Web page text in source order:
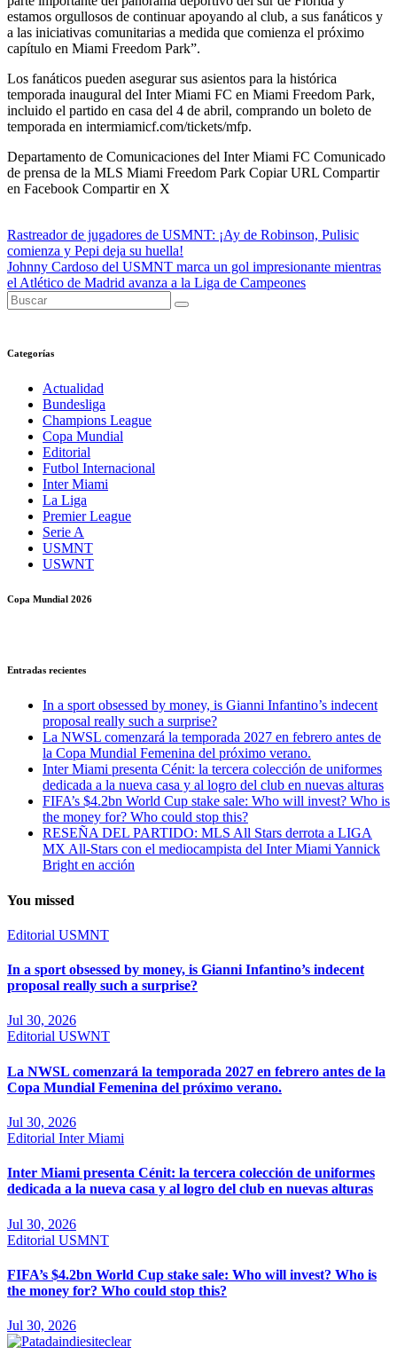
estamos orgullosos de continuar apoyando al club, a sus fanáticos y
a las iniciativas comunitarias a medida que comienza el próximo
capítulo en Miami Freedom Park”.
Los fanáticos pueden asegurar sus asientos para la histórica
temporada inaugural del Inter Miami FC en Miami Freedom Park,
incluido el partido en casa del 4 de abril, comprando un boleto de
temporada en intermiamicf.com/tickets/mfp.
Departamento de Comunicaciones del Inter Miami FC Comunicado
de prensa de la MLS Miami Freedom Park Copiar URL Compartir
en Facebook Compartir en X
Navegación
de
entradas
Rastreador de jugadores de USMNT: ¡Ay de Robinson, Pulisic
comienza y Pepi deja su huella!
Johnny Cardoso del USMNT marca un gol impresionante mientras
el Atlético de Madrid avanza a la Liga de Campeones
Categorías
Actualidad
Bundesliga
Champions League
Copa Mundial
Editorial
Futbol Internacional
Inter Miami
La Liga
Premier League
Serie A
USMNT
USWNT
Copa Mundial 2026
Entradas recientes
In a sport obsessed by money, is Gianni Infantino’s indecent
proposal really such a surprise?
La NWSL comenzará la temporada 2027 en febrero antes de
la Copa Mundial Femenina del próximo verano.
Inter Miami presenta Cénit: la tercera colección de uniformes
dedicada a la nueva casa y al logro del club en nuevas alturas
FIFA’s $4.2bn World Cup stake sale: Who will invest? Who is
the money for? Who could stop this?
RESEÑA DEL PARTIDO: MLS All Stars derrota a LIGA
MX All-Stars con el mediocampista del Inter Miami Yannick
Bright en acción
You missed
Editorial USMNT
In a sport obsessed by money, is Gianni Infantino’s indecent
proposal really such a surprise?
Jul 30, 2026
Editorial USWNT
La NWSL comenzará la temporada 2027 en febrero antes de la
Copa Mundial Femenina del próximo verano.
Jul 30, 2026
Editorial Inter Miami
Inter Miami presenta Cénit: la tercera colección de uniformes
dedicada a la nueva casa y al logro del club en nuevas alturas
Jul 30, 2026
Editorial USMNT
FIFA’s $4.2bn World Cup stake sale: Who will invest? Who is
the money for? Who could stop this?
Jul 30, 2026